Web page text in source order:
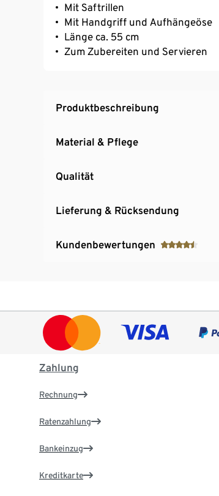
Mit Saftrillen
Mit Handgriff und Aufhängeöse
Länge ca. 55 cm
Zum Zubereiten und Servieren
Produktbeschreibung
Material & Pflege
Qualität
Lieferung & Rücksendung
Kundenbewertungen
Zahlung
Rechnung
Ratenzahlung
Bankeinzug
Kreditkarte